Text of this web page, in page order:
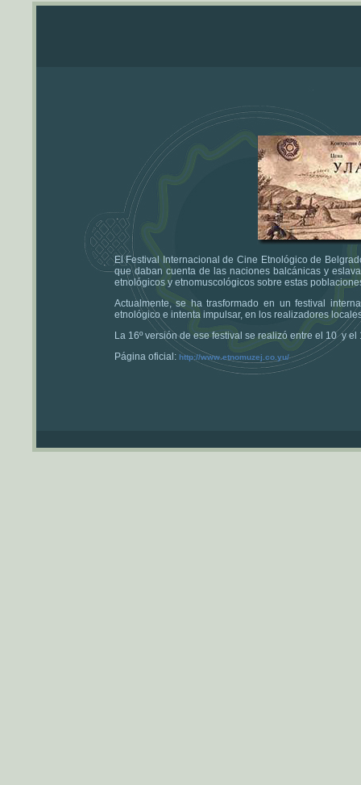
El Festival Internacional de Cine Etnológico de
que daban cuenta de las naciones balcánicas y
etnológicos y etnomuscológicos sobre estas
Actualmente, se ha trasformado en un festival
etnológico e intenta impulsar, en los realizadores
La 16º versión de ese festival se realizó entre el 10 y
Página oficial: http://www.etnomuzej.co.yu/